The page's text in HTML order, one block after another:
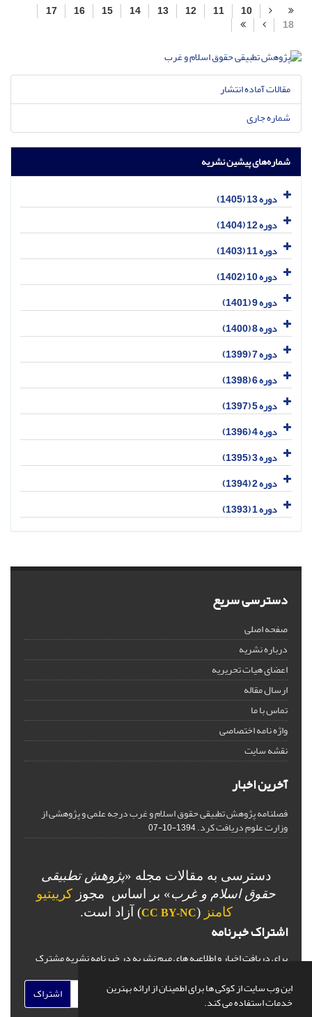
این وب سایت از کوکی ها برای اطمینان از ارائه بهترین
خدمات استفاده می کند.
10
11
12
13
14
15
16
17
18
مقالات آماده انتشار
شماره جاری
شماره‌های پیشین نشریه
دوره 13 (1405)
دوره 12 (1404)
دوره 11 (1403)
دوره 10 (1402)
دوره 9 (1401)
دوره 8 (1400)
دوره 7 (1399)
دوره 6 (1398)
دوره 5 (1397)
دوره 4 (1396)
دوره 3 (1395)
دوره 2 (1394)
دوره 1 (1393)
دسترسی سریع
صفحه اصلی
درباره نشریه
اعضای هیات تحریریه
ارسال مقاله
تماس با ما
واژه نامه اختصاصی
نقشه سایت
آخرین اخبار
فصلنامه پژوهش تطبیقی حقوق اسلام و غرب درجه علمی و پژوهشی از
وزارت علوم دریافت کرد.1394-10-07
دسترسی به مقالات مجله «پژوهش تطبیقی
حقوق اسلام و غرب» بر اساس مجوز کرییتیو
کامنز (
CC BY-NC) آزاد است.
اشتراک خبرنامه
برای دریافت اخبار و اطلاعیه های مهم نشریه در خبرنامه نشریه مشترک
اشتراک